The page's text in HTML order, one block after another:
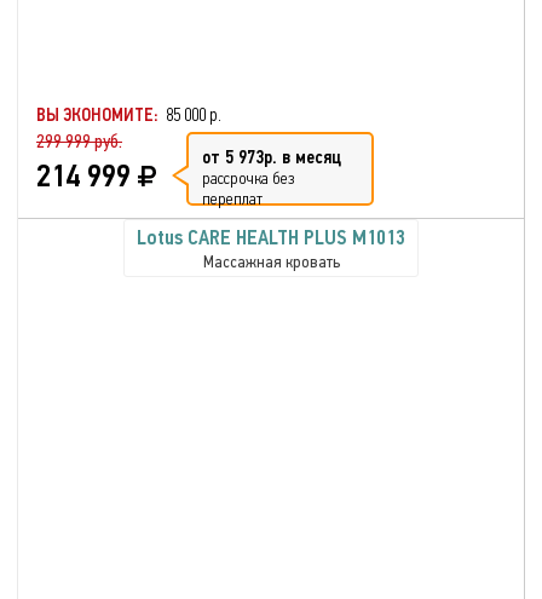
ВЫ ЭКОНОМИТЕ: 85 000 р.
299 999 руб.
214 999 от 5 973р. в месяц
рассрочка без
переплат
Lotus CARE HEALTH PLUS М1013
Массажная кровать